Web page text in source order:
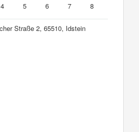
4 5 6 7 8
Straße 2, 65510, Idstein